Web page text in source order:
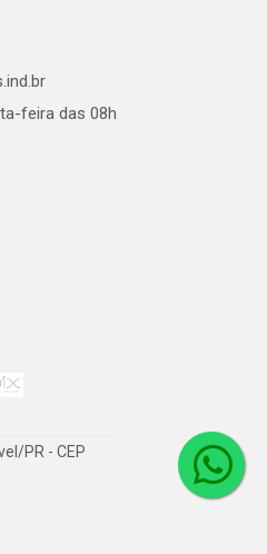
feira das 08h
PR - CEP